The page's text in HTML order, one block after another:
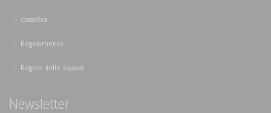
Classifica
Regolamento
Regole dello Squash
Newsletter